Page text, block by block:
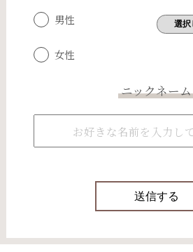
男性
女性
ニックネーム